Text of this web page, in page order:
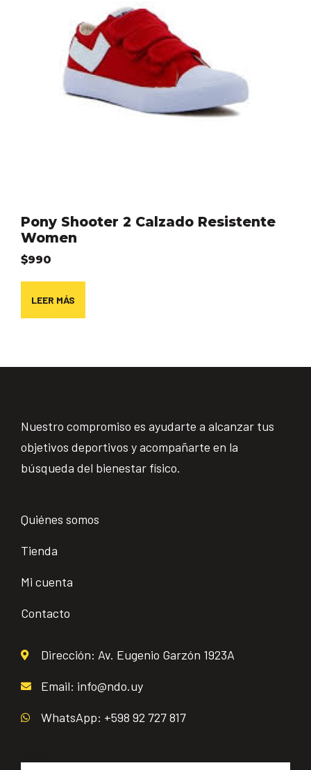
Pony Shooter 2 Calzado Resistente
Women
$990
LEER MÁS
Nuestro compromiso es ayudarte a alcanzar tus
objetivos deportivos y acompañarte en la
búsqueda del bienestar físico.
Quiénes somos
Tienda
Mi cuenta
Contacto
Dirección: Av. Eugenio Garzón 1923A
Email: info@ndo.uy
WhatsApp: +598 92 727 817